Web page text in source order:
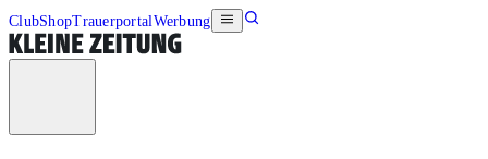
ClubShopTrauerportalWerbung